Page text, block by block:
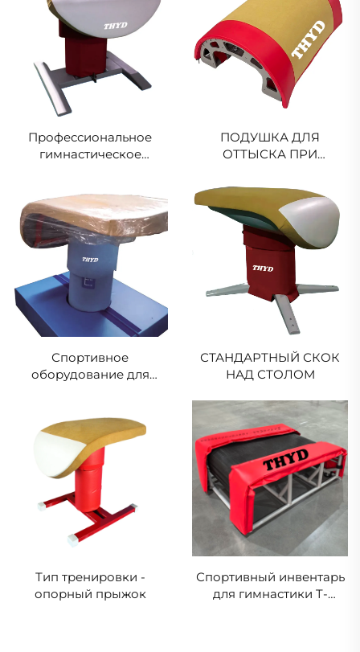
Профессиональное
гимнастическое
ПОДУШКА ДЛЯ
ОТТЫСКА ПРИ
Спортивное
оборудование для
прыжкового стола
СТАНДАРТНЫЙ СКОК
НАД СТОЛОМ
Тип тренировки -
опорный прыжок
Спортивный инвентарь
для гимнастики T-